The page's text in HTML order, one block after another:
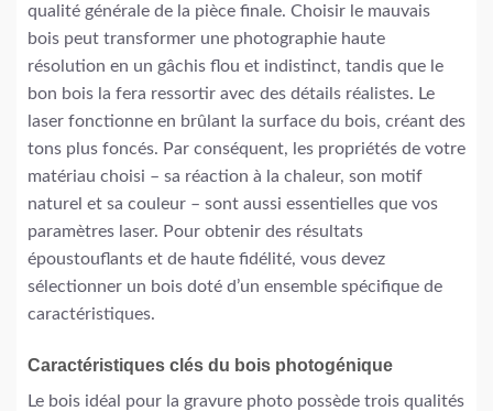
qualité générale de la pièce finale. Choisir le mauvais
bois peut transformer une photographie haute
résolution en un gâchis flou et indistinct, tandis que le
bon bois la fera ressortir avec des détails réalistes. Le
laser fonctionne en brûlant la surface du bois, créant des
tons plus foncés. Par conséquent, les propriétés de votre
matériau choisi – sa réaction à la chaleur, son motif
naturel et sa couleur – sont aussi essentielles que vos
paramètres laser. Pour obtenir des résultats
époustouflants et de haute fidélité, vous devez
sélectionner un bois doté d’un ensemble spécifique de
caractéristiques.
Caractéristiques clés du bois photogénique
Le bois idéal pour la gravure photo possède trois qualités